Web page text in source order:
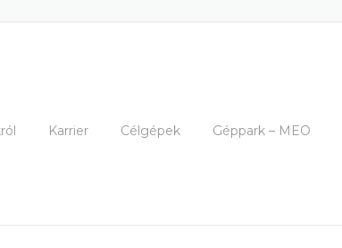
Karrier Célgépek Géppark – MEO